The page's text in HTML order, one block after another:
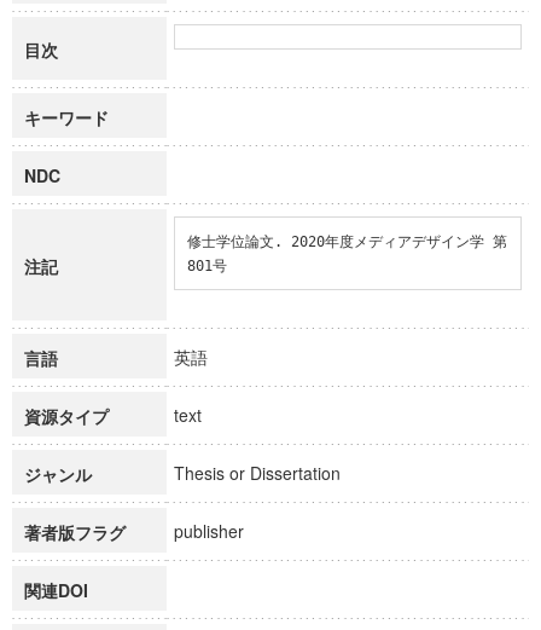
目次
キーワード
NDC
注記
修士学位論文. 2020年度メディアデザイン学 第
801号
言語 英語
資源タイプ text
ジャンル Thesis or Dissertation
著者版フラグ publisher
関連DOI